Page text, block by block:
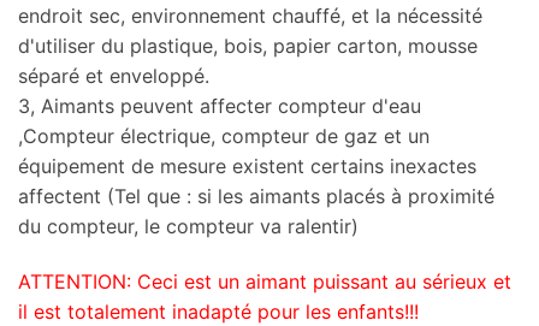
endroit sec, environnement chauffé, et la nécessité
d'utiliser du plastique, bois, papier carton, mousse
séparé et enveloppé.
3, Aimants peuvent affecter compteur d'eau
,Compteur électrique, compteur de gaz et un
équipement de mesure existent certains inexactes
affectent (Tel que : si les aimants placés à proximité
du compteur, le compteur va ralentir)
ATTENTION: Ceci est un aimant puissant au sérieux et
il est totalement inadapté pour les enfants!!!